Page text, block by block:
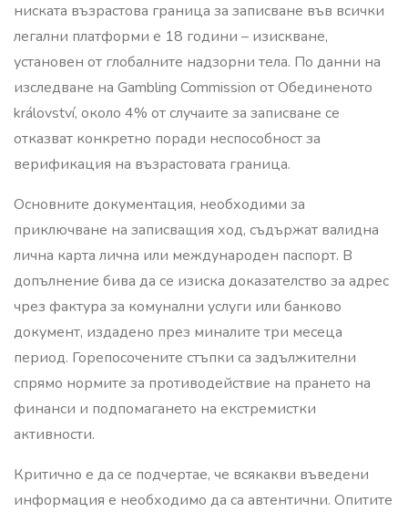
ниската възрастова граница за записване във всички
легални платформи е 18 години – изискване,
установен от глобалните надзорни тела. По данни на
изследване на Gambling Commission от Обединеното
království, около 4% от случаите за записване се
отказват конкретно поради неспособност за
верификация на възрастовата граница.
Основните документация, необходими за
приключване на записващия ход, съдържат валидна
лична карта лична или международен паспорт. В
допълнение бива да се изиска доказателство за адрес
чрез фактура за комунални услуги или банково
документ, издадено през миналите три месеца
период. Горепосочените стъпки са задължителни
спрямо нормите за противодействие на прането на
финанси и подпомагането на екстремистки
активности.
Критично е да се подчертае, че всякакви въведени
информация е необходимо да са автентични. Опитите